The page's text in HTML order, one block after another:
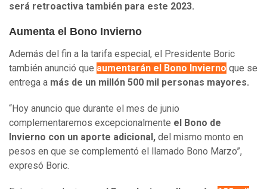
será retroactiva también para este 2023.
Aumenta el Bono Invierno
Además del fin a la tarifa especial, el Presidente Boric
también anunció que aumentarán el Bono Invierno que se
entrega a más de un millón 500 mil personas mayores.
“Hoy anuncio que durante el mes de junio
complementaremos excepcionalmente el Bono de
Invierno con un aporte adicional, del mismo monto en
pesos en que se complementó el llamado Bono Marzo”,
expresó Boric.